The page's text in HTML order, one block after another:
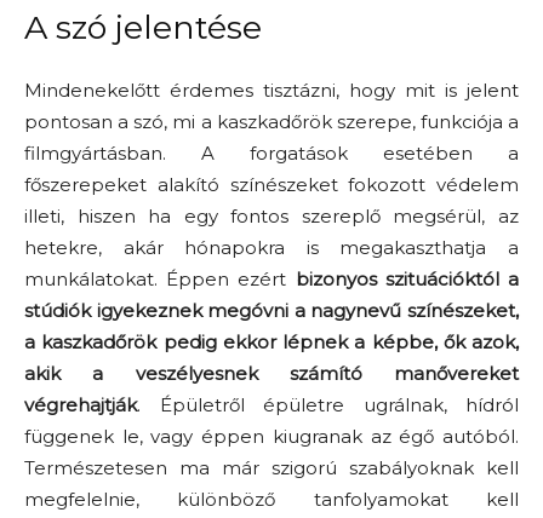
A szó jelentése
Mindenekelőtt érdemes tisztázni, hogy mit is jelent
pontosan a szó, mi a kaszkadőrök szerepe, funkciója a
filmgyártásban. A forgatások esetében a
főszerepeket alakító színészeket fokozott védelem
illeti, hiszen ha egy fontos szereplő megsérül, az
hetekre, akár hónapokra is megakaszthatja a
munkálatokat. Éppen ezért bizonyos szituációktól a
stúdiók igyekeznek megóvni a nagynevű színészeket,
a kaszkadőrök pedig ekkor lépnek a képbe, ők azok,
akik a veszélyesnek számító manővereket
végrehajtják. Épületről épületre ugrálnak, hídról
függenek le, vagy éppen kiugranak az égő autóból.
Természetesen ma már szigorú szabályoknak kell
megfelelnie, különböző tanfolyamokat kell